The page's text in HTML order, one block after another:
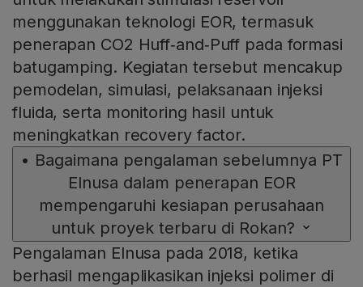
menggunakan teknologi EOR, termasuk
penerapan CO2 Huff‑and‑Puff pada formasi
batugamping. Kegiatan tersebut mencakup
pemodelan, simulasi, pelaksanaan injeksi
fluida, serta monitoring hasil untuk
meningkatkan recovery factor.
• Bagaimana pengalaman sebelumnya PT
Elnusa dalam penerapan EOR
mempengaruhi kesiapan perusahaan
untuk proyek terbaru di Rokan?
Pengalaman Elnusa pada 2018, ketika
berhasil mengaplikasikan injeksi polimer di